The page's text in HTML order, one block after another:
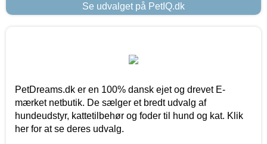
Se udvalget på PetIQ.dk
PetDreams.dk er en 100% dansk ejet og drevet E-
mærket netbutik. De sælger et bredt udvalg af
hundeudstyr, kattetilbehør og foder til hund og kat. Klik
her for at se deres udvalg.